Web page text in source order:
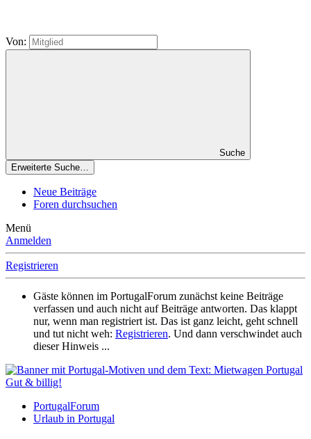
Von:
Suche
Erweiterte Suche…
Neue Beiträge
Foren durchsuchen
Menü
Anmelden
Registrieren
Gäste können im PortugalForum zunächst keine Beiträge
verfassen und auch nicht auf Beiträge antworten. Das klappt
nur, wenn man registriert ist. Das ist ganz leicht, geht schnell
und tut nicht weh: Registrieren. Und dann verschwindet auch
dieser Hinweis ...
PortugalForum
Urlaub in Portugal